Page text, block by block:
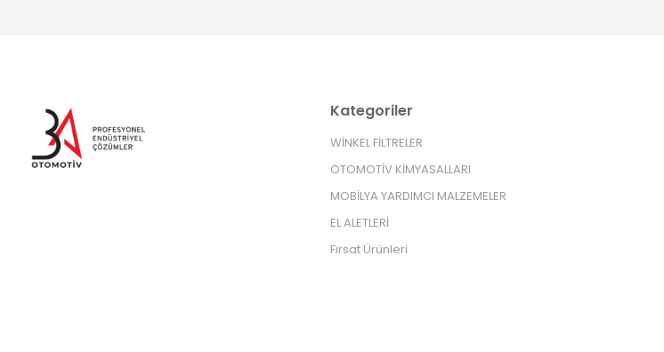
Kategoriler
WİNKEL FİLTRELER
OTOMOTİV KİMYASALLARI
MOBİLYA YARDIMCI MALZEMELER
EL ALETLERİ
Fırsat Ürünleri